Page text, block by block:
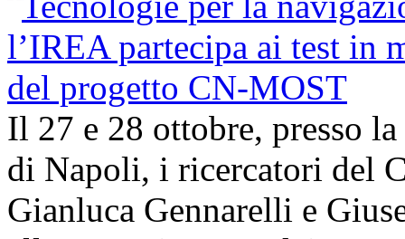
Il 27 e 28 ottobre, presso
di Napoli, i ricercatori del
Gianluca Gennarelli e